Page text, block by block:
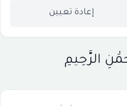
إعادة تعيين
الرَّحِيمِ